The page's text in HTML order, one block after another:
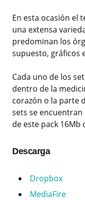
En esta ocasión el
una extensa
predominan los
supuesto, gráficos
Cada uno de los
dentro de la
corazón o la parte
sets se
de este pack
Descarga
Dropbox
MediaFire